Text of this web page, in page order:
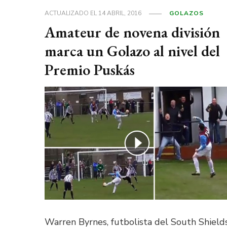
ACTUALIZADO EL14 ABRIL, 2016 GOLAZOS
Amateur de novena división
marca un Golazo al nivel del
Premio Puskás
Warren Byrnes, futbolista del South